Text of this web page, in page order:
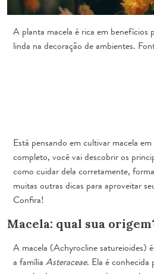
A planta macela é rica em benefícios
linda na decoração de ambientes.
Está pensando em cultivar macela
completo, você vai descobrir os
como cuidar dela corretamente,
muitas outras dicas para aproveitar
Confira!
Macela: qual sua
A macela (Achyrocline satureioides)
a família Asteraceae. Ela é conhecida